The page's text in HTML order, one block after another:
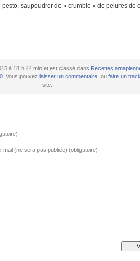
saupoudrer de « crumble » de pelures de
à 18 h 44 min et est classé dans Recettes
. Vous pouvez laisser un commentaire , ou faire un
site.
mail (ne sera pas publiée) (obligatoire)